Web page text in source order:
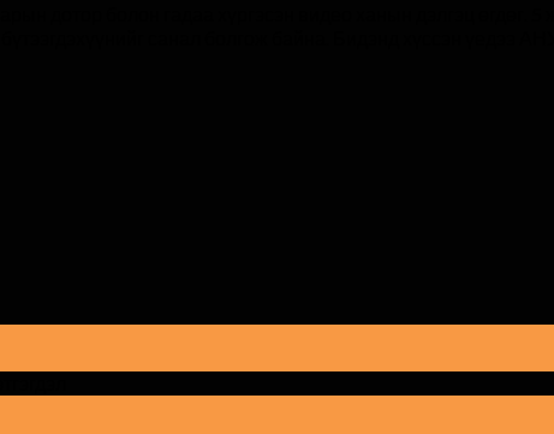
дотор болон гадаа хүргэсэн видео ханын дэлгэц өгдөг. 5
санал болгож байна. Бидэнд хүссэн үедээ